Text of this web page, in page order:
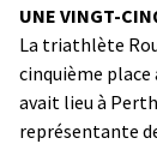
UNE VINGT-
La triathlète
cinquième
avait lieu à
représentante